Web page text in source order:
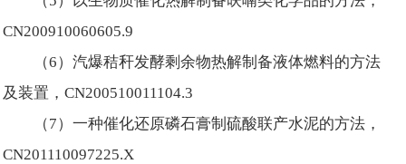
CN200910060605.9
（6）汽爆秸秆发酵剩余物热解制备液体燃料的方法
及装置，CN200510011104.3
（7）一种催化还原磷石膏制硫酸联产水泥的方法，
CN201110097225.X